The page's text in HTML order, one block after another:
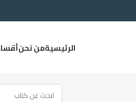
الرئيسيةمن نحن